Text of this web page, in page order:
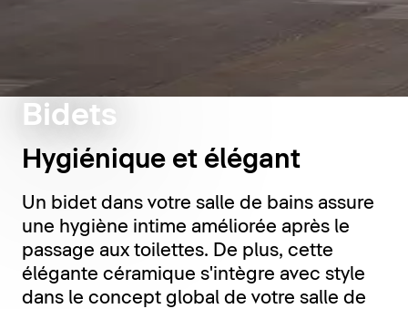
Bidets
Hygiénique et élégant
Un bidet dans votre salle de bains assure
une hygiène intime améliorée après le
passage aux toilettes. De plus, cette
élégante céramique s'intègre avec style
dans le concept global de votre salle de